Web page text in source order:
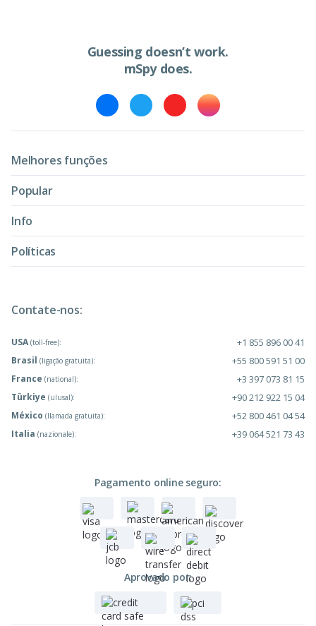
Guessing doesn’t work.
mSpy does.
Melhores funções
Popular
Info
Políticas
Contate-nos:
USA (toll-free): +1 855 896 00 41
Brasil (ligação gratuita): +55 800 591 51 00
France (national): +3 397 073 81 15
Türkiye (ulusal): +90 212 922 15 04
México (llamada gratuita): +52 800 461 04 54
Italia (nazionale): +39 064 521 73 43
Pagamento online seguro:
Aprovado por: